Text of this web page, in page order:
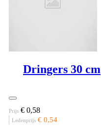
Dringers 30 cm
Prijs € 0,58
Ledenprijs € 0,54